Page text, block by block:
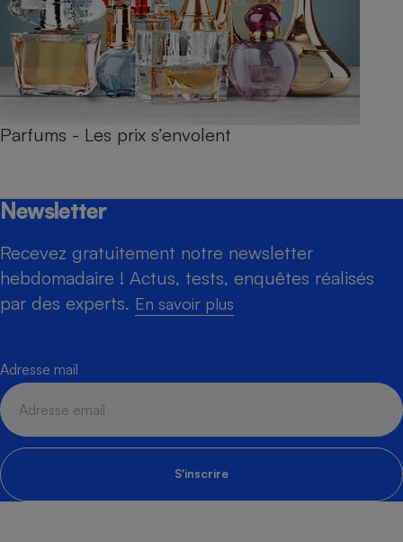
Parfums - Les prix s’envolent
Newsletter
Recevez gratuitement notre newsletter
hebdomadaire ! Actus, tests, enquêtes réalisés
par des experts. En savoir plus
Adresse mail
S'inscrire